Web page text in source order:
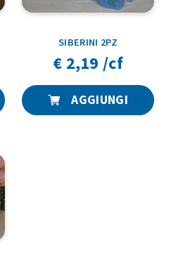
SIBERINI 2PZ
€ 2,19 /cf
AGGIUNGI